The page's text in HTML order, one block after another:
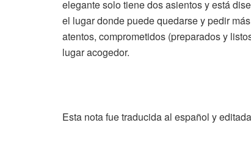
elegante solo tiene dos asientos y está
el lugar donde puede quedarse y pedir
atentos, comprometidos (preparados y
lugar acogedor.
Esta nota fue traducida al español y